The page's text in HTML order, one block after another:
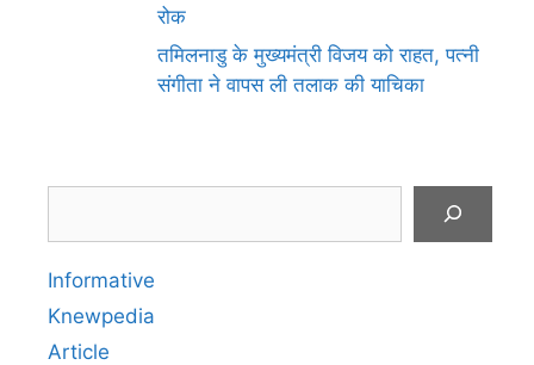
रोक
तमिलनाडु के मुख्यमंत्री विजय को राहत, पत्नी
संगीता ने वापस ली तलाक की याचिका
Informative
Knewpedia
Article